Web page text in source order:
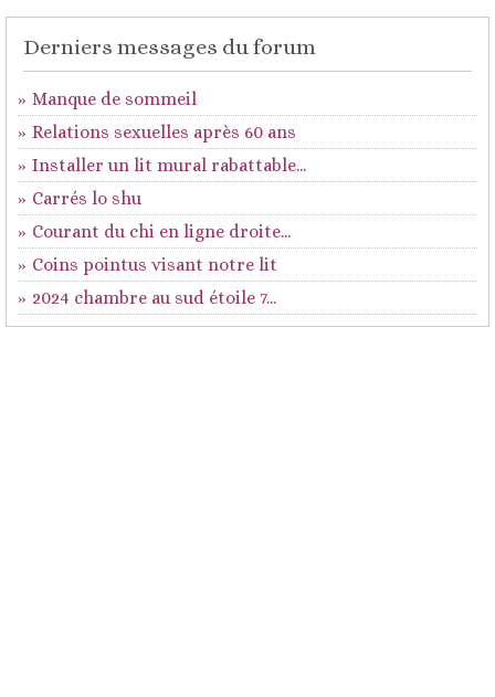
Derniers messages du forum
Manque de sommeil
Relations sexuelles après 60 ans
Installer un lit mural rabattable...
Carrés lo shu
Courant du chi en ligne droite...
Coins pointus visant notre lit
2024 chambre au sud étoile 7...